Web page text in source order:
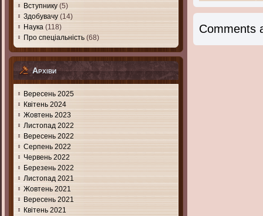
Вступнику (5)
Здобувачу (14)
Наука (118)
Про спеціальність (68)
Архіви
Вересень 2025
Квітень 2024
Жовтень 2023
Листопад 2022
Вересень 2022
Серпень 2022
Червень 2022
Березень 2022
Листопад 2021
Жовтень 2021
Вересень 2021
Квітень 2021
Comments